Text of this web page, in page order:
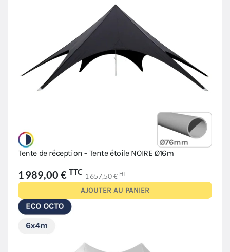
Tente de réception - Tente étoile NOIRE Ø16m
1 989,00 € TTC 1 657,50 € HT
AJOUTER AU PANIER